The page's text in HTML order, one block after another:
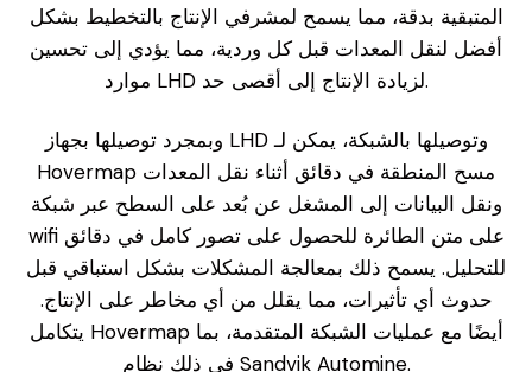
المتبقية بدقة، مما يسمح لمشرفي الإنتاج بالتخطيط بشكل
أفضل لنقل المعدات قبل كل وردية، مما يؤدي إلى تحسين
موارد LHD لزيادة الإنتاج إلى أقصى حد.
وبمجرد توصيلها بجهاز LHD وتوصيلها بالشبكة، يمكن لـ
Hovermap مسح المنطقة في دقائق أثناء نقل المعدات
ونقل البيانات إلى المشغل عن بُعد على السطح عبر شبكة
wifi على متن الطائرة للحصول على تصور كامل في دقائق
للتحليل. يسمح ذلك بمعالجة المشكلات بشكل استباقي قبل
حدوث أي تأثيرات، مما يقلل من أي مخاطر على الإنتاج.
يتكامل Hovermap أيضًا مع عمليات الشبكة المتقدمة، بما
في ذلك نظام Sandvik Automine.